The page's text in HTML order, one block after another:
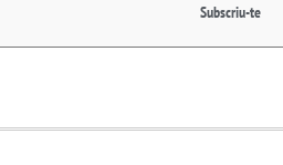
Subscriu-te